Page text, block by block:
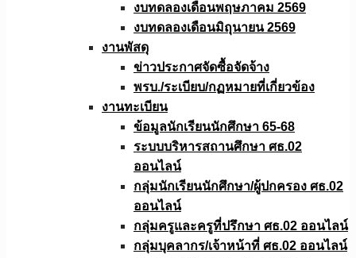
งบทดลองเดือนพฤษภาคม 2569
งบทดลองเดือนมิถุนายน 2569
งานพัสดุ
ข่าวประกาศจัดซื้อจัดจ้าง
พรบ./ระเบียบ/กฏหมายที่เกี่ยวข้อง
งานทะเบียน
ข้อมูลนักเรียนนักศึกษา 65-68
ระบบบริหารสถานศึกษา ศธ.02
ออนไลน์
กลุ่มนักเรียนนักศึกษา/ผู้ปกครอง ศธ.02
ออนไลน์
กลุ่มครูและครูที่ปรึกษา ศธ.02 ออนไลน์
กลุ่มบุคลากร/เจ้าหน้าที่ ศธ.02 ออนไลน์